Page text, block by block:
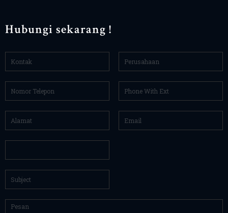
Hubungi sekarang !